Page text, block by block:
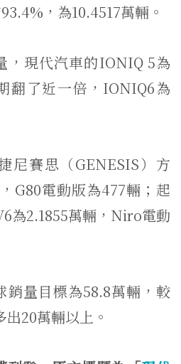
，為10.4517萬輛。
，現代汽車的IONIQ 5為
翻了近一倍，IONIQ6為
尼賽思（GENESIS）方
G80電動版為477輛；起
為2.1855萬輛，Niro電動
銷量目標為58.8萬輛，較
20萬輛以上。